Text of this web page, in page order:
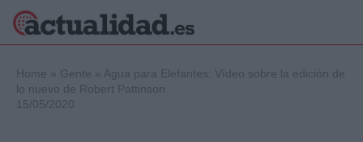
Home » Gente » Agua para Elefantes: Vídeo sobre la edición de
lo nuevo de Robert Pattinson
15/05/2020